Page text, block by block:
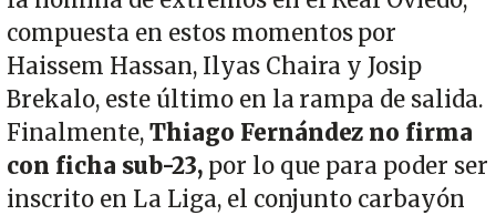
compuesta en estos momentos por
Haissem Hassan, Ilyas Chaira y Josip
Brekalo, este último en la rampa de salida.
Finalmente,Thiago Fernández no firma
con ficha sub-23,por lo que para poder ser
inscrito en La Liga, el conjunto carbayón